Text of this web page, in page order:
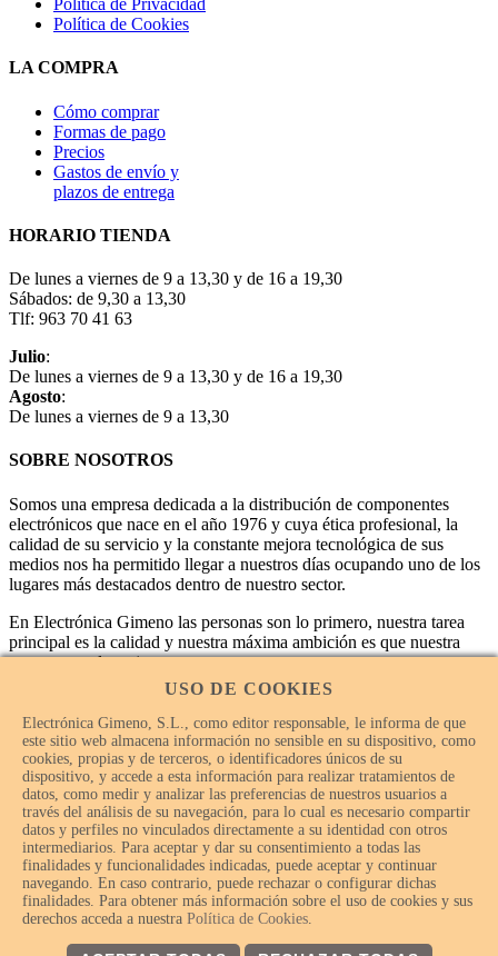
Política de Privacidad
Política de Cookies
LA COMPRA
Cómo comprar
Formas de pago
Precios
Gastos de envío y
plazos de entrega
HORARIO TIENDA
De lunes a viernes de 9 a 13,30 y de 16 a 19,30
Sábados: de 9,30 a 13,30
Tlf: 963 70 41 63
Julio:
De lunes a viernes de 9 a 13,30 y de 16 a 19,30
Agosto:
De lunes a viernes de 9 a 13,30
SOBRE NOSOTROS
Somos una empresa dedicada a la distribución de componentes
electrónicos que nace en el año 1976 y cuya ética profesional, la
calidad de su servicio y la constante mejora tecnológica de sus
medios nos ha permitido llegar a nuestros días ocupando uno de los
lugares más destacados dentro de nuestro sector.
En Electrónica Gimeno las personas son lo primero, nuestra tarea
principal es la calidad y nuestra máxima ambición es que nuestra
empresa sea la mejor.
© Electrónica Gimeno 2018 – 2026 - Todos los derechos
USO DE COOKIES
Electrónica Gimeno, S.L., como editor responsable, le informa de que
este sitio web almacena información no sensible en su dispositivo, como
cookies, propias y de terceros, o identificadores únicos de su
dispositivo, y accede a esta información para realizar tratamientos de
datos, como medir y analizar las preferencias de nuestros usuarios a
través del análisis de su navegación, para lo cual es necesario compartir
datos y perfiles no vinculados directamente a su identidad con otros
intermediarios. Para aceptar y dar su consentimiento a todas las
finalidades y funcionalidades indicadas, puede aceptar y continuar
navegando. En caso contrario, puede rechazar o configurar dichas
finalidades. Para obtener más información sobre el uso de cookies y sus
derechos acceda a nuestra Política de Cookies.